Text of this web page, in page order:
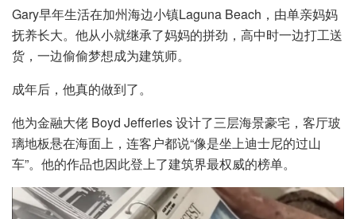
Gary早年生活在加州海边小镇Laguna Beach，由单亲妈妈
抚养长大。他从小就继承了妈妈的拼劲，高中时一边打工送
货，一边偷偷梦想成为建筑师。
成年后，他真的做到了。
他为金融大佬 Boyd Jefferies 设计了三层海景豪宅，客厅玻
璃地板悬在海面上，连客户都说“像是坐上迪士尼的过山
车”。他的作品也因此登上了建筑界最权威的榜单。